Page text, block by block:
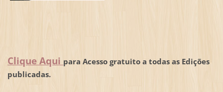
Clique Aqui para Acesso gratuito a todas as Edições
publicadas.